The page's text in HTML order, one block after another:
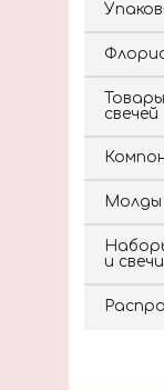
свечей
Молды
и